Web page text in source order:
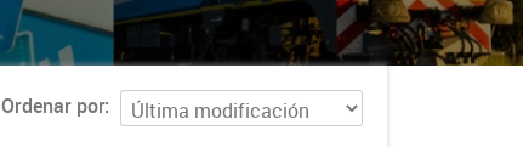
Ordenar por